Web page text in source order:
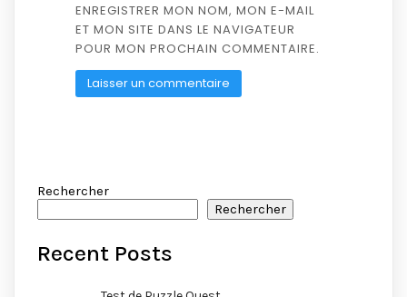
ENREGISTRER MON NOM, MON E-MAIL
ET MON SITE DANS LE NAVIGATEUR
POUR MON PROCHAIN COMMENTAIRE.
Rechercher
Rechercher
Recent Posts